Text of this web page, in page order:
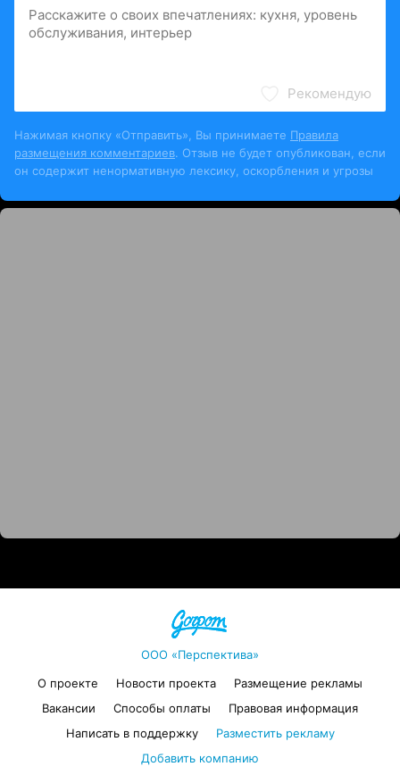
Рекомендую
Нажимая кнопку «Отправить», Вы принимаете Правила
размещения комментариев. Отзыв не будет опубликован, если
он содержит ненормативную лексику, оскорбления и угрозы
ООО «Перспектива»
О проекте
Новости проекта
Размещение рекламы
Вакансии
Способы оплаты
Правовая информация
Написать в поддержку
Разместить рекламу
Добавить компанию